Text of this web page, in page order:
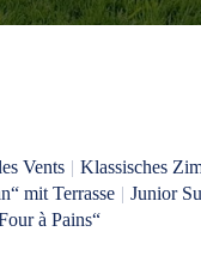
Vents | Klassisches
mit Terrasse | Junior
à Pains“